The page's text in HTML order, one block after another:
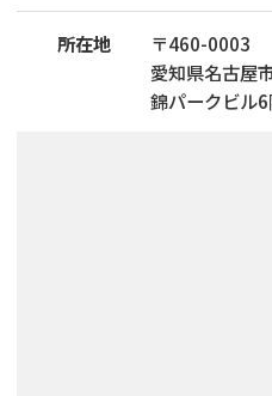
所在地 〒460-0003
愛知県名古屋
錦パークビル